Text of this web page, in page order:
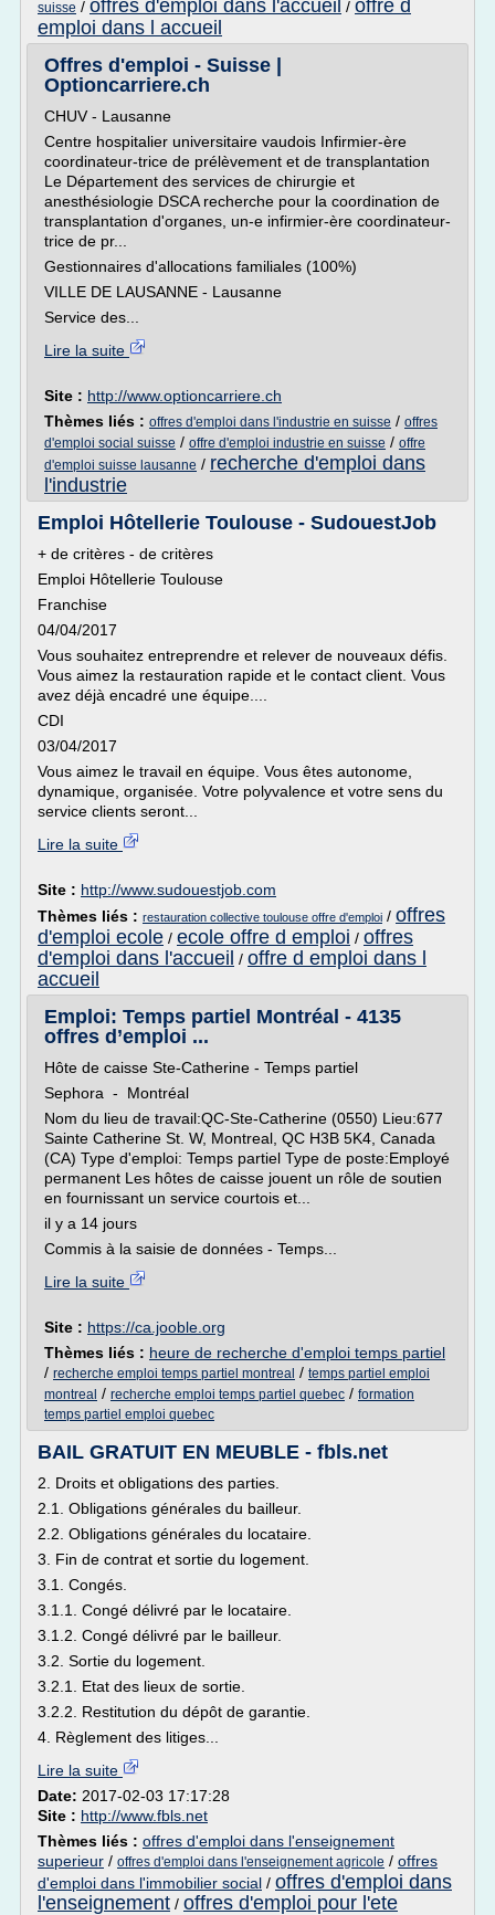
suisse / offres d'emploi dans l'accueil / offre d
emploi dans l accueil
Offres d'emploi - Suisse |
Optioncarriere.ch
CHUV - Lausanne
Centre hospitalier universitaire vaudois Infirmier-ère
coordinateur-trice de prélèvement et de transplantation
Le Département des services de chirurgie et
anesthésiologie DSCA recherche pour la coordination de
transplantation d'organes, un-e infirmier-ère coordinateur-
trice de pr...
Gestionnaires d'allocations familiales (100%)
VILLE DE LAUSANNE - Lausanne
Service des...
Lire la suite
Site : http://www.optioncarriere.ch
Thèmes liés : offres d'emploi dans l'industrie en suisse / offres
d'emploi social suisse / offre d'emploi industrie en suisse / offre
d'emploi suisse lausanne / recherche d'emploi dans
l'industrie
Emploi Hôtellerie Toulouse - SudouestJob
+ de critères - de critères
Emploi Hôtellerie Toulouse
Franchise
04/04/2017
Vous souhaitez entreprendre et relever de nouveaux défis.
Vous aimez la restauration rapide et le contact client. Vous
avez déjà encadré une équipe....
CDI
03/04/2017
Vous aimez le travail en équipe. Vous êtes autonome,
dynamique, organisée. Votre polyvalence et votre sens du
service clients seront...
Lire la suite
Site : http://www.sudouestjob.com
Thèmes liés : restauration collective toulouse offre d'emploi / offres
d'emploi ecole / ecole offre d emploi / offres
d'emploi dans l'accueil / offre d emploi dans l
accueil
Emploi: Temps partiel Montréal - 4135
offres d’emploi ...
Hôte de caisse Ste-Catherine - Temps partiel
Sephora - Montréal
Nom du lieu de travail:QC-Ste-Catherine (0550) Lieu:677
Sainte Catherine St. W, Montreal, QC H3B 5K4, Canada
(CA) Type d'emploi: Temps partiel Type de poste:Employé
permanent Les hôtes de caisse jouent un rôle de soutien
en fournissant un service courtois et...
il y a 14 jours
Commis à la saisie de données - Temps...
Lire la suite
Site : https://ca.jooble.org
Thèmes liés : heure de recherche d'emploi temps partiel
/ recherche emploi temps partiel montreal / temps partiel emploi
montreal / recherche emploi temps partiel quebec / formation
temps partiel emploi quebec
BAIL GRATUIT EN MEUBLE - fbls.net
2. Droits et obligations des parties.
2.1. Obligations générales du bailleur.
2.2. Obligations générales du locataire.
3. Fin de contrat et sortie du logement.
3.1. Congés.
3.1.1. Congé délivré par le locataire.
3.1.2. Congé délivré par le bailleur.
3.2. Sortie du logement.
3.2.1. Etat des lieux de sortie.
3.2.2. Restitution du dépôt de garantie.
4. Règlement des litiges...
Lire la suite
Date: 2017-02-03 17:17:28
Site : http://www.fbls.net
Thèmes liés : offres d'emploi dans l'enseignement
superieur / offres d'emploi dans l'enseignement agricole / offres
d'emploi dans l'immobilier social / offres d'emploi dans
l'enseignement / offres d'emploi pour l'ete